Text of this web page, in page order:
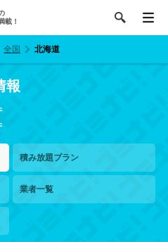
載！
全国 北海道
報
積み放題プラン
業者一覧